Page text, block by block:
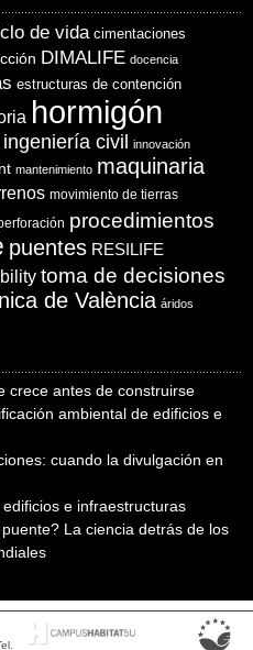
de vida cimentaciones
DIMALIFE docencia
estructuras de contención
hormigón
ingeniería civil innovación
mantenimiento maquinaria
movimiento de tierras
procedimientos
puentes RESILIFE
toma de decisiones
de València áridos
crece antes de construirse
ambiental de edificios e
cuando la divulgación en
e infraestructuras
La ciencia detrás de los